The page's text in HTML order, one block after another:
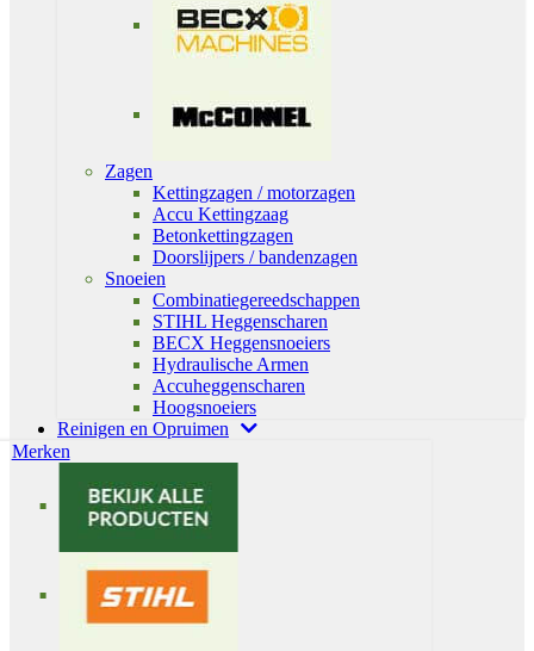
Zagen
Kettingzagen / motorzagen
Accu Kettingzaag
Betonkettingzagen
Doorslijpers / bandenzagen
Snoeien
Combinatiegereedschappen
STIHL Heggenscharen
BECX Heggensnoeiers
Hydraulische Armen
Accuheggenscharen
Hoogsnoeiers
Reinigen en Opruimen
Merken